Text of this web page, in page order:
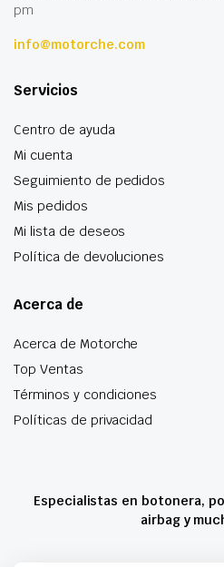
pm
info@motorche.com
Servicios
Centro de ayuda
Mi cuenta
Seguimiento de pedidos
Mis pedidos
Mi lista de deseos
Política de devoluciones
Acerca de
Acerca de Motorche
Top Ventas
Términos y condiciones
Políticas de privacidad
Especialistas en botonera,
airbag y